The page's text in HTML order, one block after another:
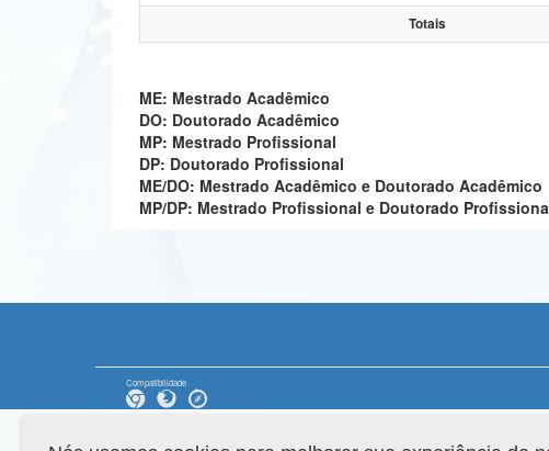
Totais
ME: Mestrado Acadêmico
DO: Doutorado Acadêmico
MP: Mestrado Profissional
DP: Doutorado Profissional
ME/DO: Mestrado Acadêmico e Doutorado Acadêmico
MP/DP: Mestrado Profissional e Doutorado
Compatibilidade